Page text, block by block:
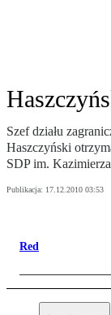
Szef działu
Haszczyński
SDP im.
Publikacja: 17.12.2010 03:53
Red